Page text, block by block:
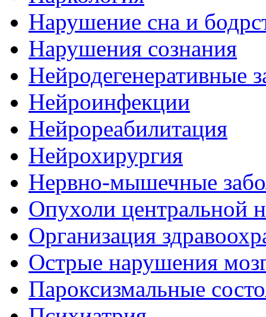
Нарушение сна и
Нарушения сознания
Нейродегенеративные
Нейроинфекции
Нейрореабилитация
Нейрохирургия
Нервно-мышечные
Опухоли центральной
Организация
Острые нарушения
Пароксизмальные